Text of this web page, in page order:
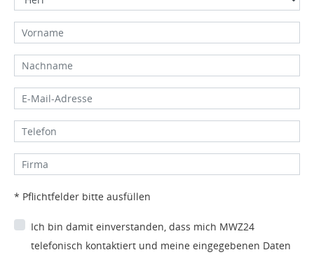
* Pflichtfelder bitte ausfüllen
Ich bin damit einverstanden, dass mich MWZ24
telefonisch kontaktiert und meine eingegebenen Daten